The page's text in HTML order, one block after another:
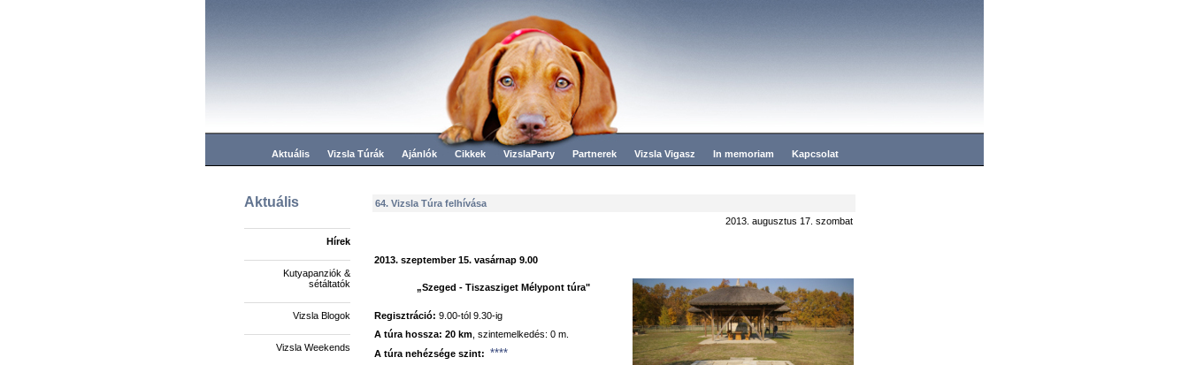
Aktuális Vizsla Túrák Ajánlók Cikkek VizslaParty Partnerek Vizsla Vigasz In memoriam Kapcsolat
Aktuális
Hírek
Kutyapanziók &
sétáltatók
Vizsla Blogok
Vizsla Weekends
64. Vizsla Túra felhívása
2013. augusztus 17. szombat
2013. szeptember 15. vasárnap 9.00
„Szeged - Tiszasziget Mélypont túra"
Regisztráció: 9.00-tól 9.30-ig
A túra hossza: 20 km , szintemelkedés: 0 m.
A túra nehézsége szint: ****